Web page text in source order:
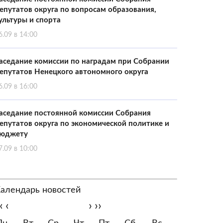
округа по вопросам образования,
и спорта
в 14:00
комиссии по наградам при Собрании
Ненецкого автономного округа
в 16:00
постоянной комиссии Собрания
округа по экономической политике и
в 10:00
новостей
‹ › ››